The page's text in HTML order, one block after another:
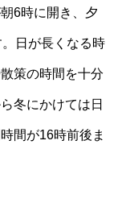
6時に開き、夕
日が長くなる時
策の時間を十分
冬にかけては日
間が16時前後ま